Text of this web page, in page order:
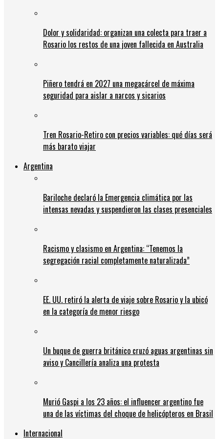
Dolor y solidaridad: organizan una colecta para traer a
Rosario los restos de una joven fallecida en Australia
Piñero tendrá en 2027 una megacárcel de máxima
seguridad para aislar a narcos y sicarios
Tren Rosario-Retiro con precios variables: qué días será
más barato viajar
Argentina
Bariloche declaró la Emergencia climática por las
intensas nevadas y suspendieron las clases presenciales
Racismo y clasismo en Argentina: “Tenemos la
segregación racial completamente naturalizada”
EE. UU. retiró la alerta de viaje sobre Rosario y la ubicó
en la categoría de menor riesgo
Un buque de guerra británico cruzó aguas argentinas sin
aviso y Cancillería analiza una protesta
Murió Gaspi a los 23 años: el influencer argentino fue
una de las víctimas del choque de helicópteros en Brasil
Internacional